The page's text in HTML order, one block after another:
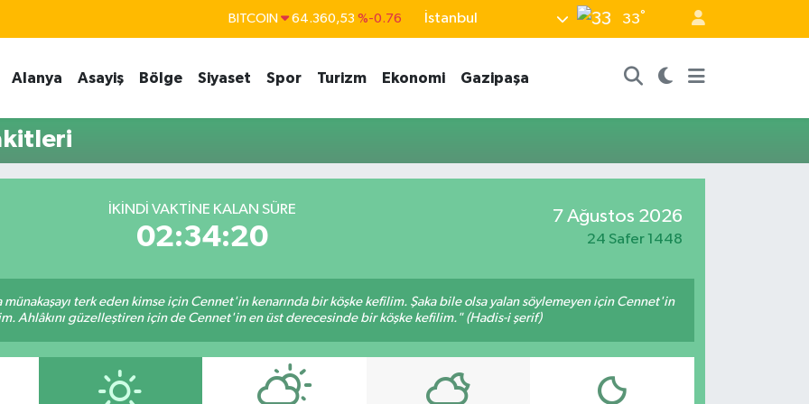
BITCOIN 64.360,53 %-0.76
EURO 55,0265 %0.01
STERLİN 64,1897 %0.02
BİST100 13.887 %64
İstanbul 33°
Alanya Asayiş Bölge Siyaset Spor Turizm Ekonomi Gazipaşa
İKINDI VAKTINE KALAN SÜRE
02:34:20
7 Ağustos 2026
24 Safer 1448
terk eden kimse için Cennet'in kenarında bir köşke kefilim. Şaka bile olsa yalan söylemeyen için Cennet'in
Ahlâkını güzelleştiren için de Cennet'in en üst derecesinde bir köşke kefilim." (Hadis-i şerif)